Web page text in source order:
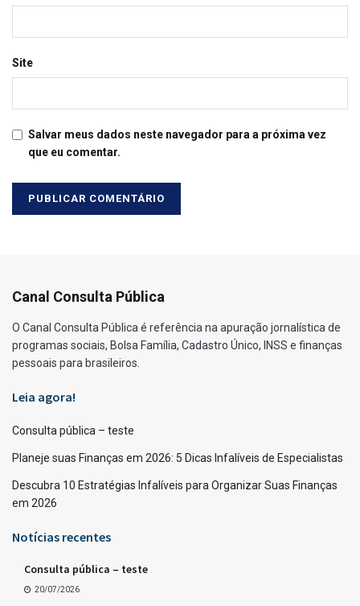
Site
Salvar meus dados neste navegador para a próxima vez
que eu comentar.
Canal Consulta Pública
O Canal Consulta Pública é referência na apuração jornalística de
programas sociais, Bolsa Família, Cadastro Único, INSS e finanças
pessoais para brasileiros.
Leia agora!
Consulta pública – teste
Planeje suas Finanças em 2026: 5 Dicas Infalíveis de Especialistas
Descubra 10 Estratégias Infalíveis para Organizar Suas Finanças
em 2026
Notícias recentes
Consulta pública – teste
20/07/2026